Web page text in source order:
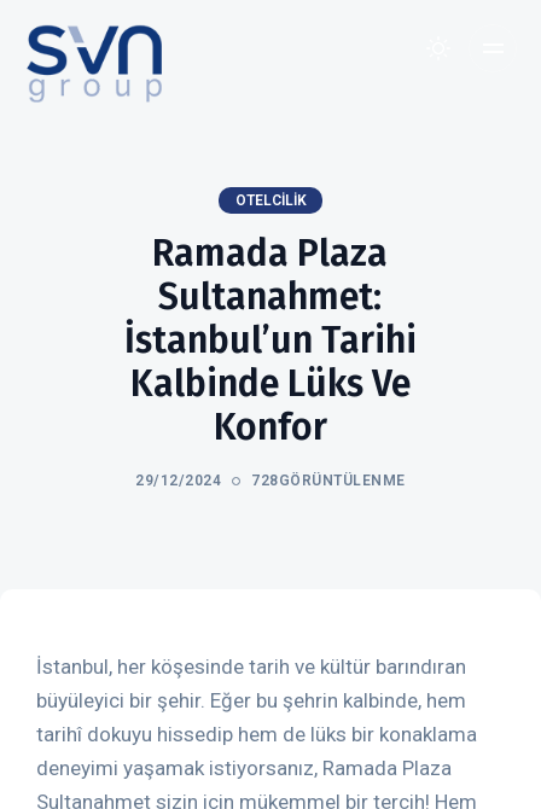
OTELCILIK
Ramada Plaza
Sultanahmet:
İstanbul’un Tarihi
Kalbinde Lüks Ve
Konfor
29/12/2024 728GÖRÜNTÜLENME
İstanbul, her köşesinde tarih ve kültür barındıran
büyüleyici bir şehir. Eğer bu şehrin kalbinde, hem
tarihî dokuyu hissedip hem de lüks bir konaklama
deneyimi yaşamak istiyorsanız, Ramada Plaza
Sultanahmet sizin için mükemmel bir tercih! Hem